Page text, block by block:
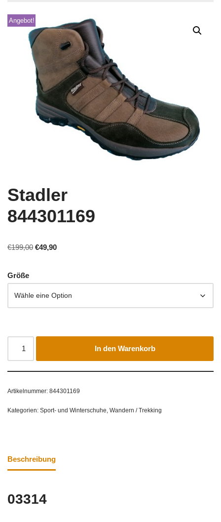
Angebot!
Stadler
844301169
€199,00 €49,90
Größe
In den Warenkorb
Artikelnummer: 844301169
Kategorien: Sport- und Winterschuhe Wandern / Trekking
Beschreibung
03314